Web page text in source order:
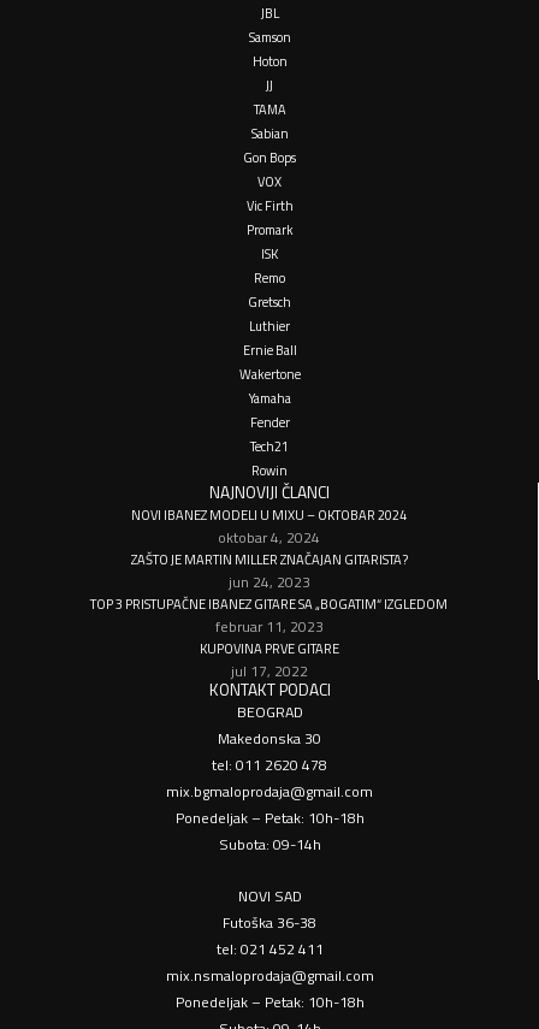
JBL
Samson
Hoton
JJ
TAMA
Sabian
Gon Bops
VOX
Vic Firth
Promark
ISK
Remo
Gretsch
Luthier
Ernie Ball
Wakertone
Yamaha
Fender
Tech21
Rowin
NAJNOVIJI ČLANCI
NOVI IBANEZ MODELI U MIXU – OKTOBAR 2024
oktobar 4, 2024
ZAŠTO JE MARTIN MILLER ZNAČAJAN GITARISTA?
jun 24, 2023
TOP 3 PRISTUPAČNE IBANEZ GITARE SA „BOGATIM“ IZGLEDOM
februar 11, 2023
KUPOVINA PRVE GITARE
jul 17, 2022
KONTAKT PODACI
BEOGRAD
Makedonska 30
tel: 011 2620 478
mix.bgmaloprodaja@gmail.com
Ponedeljak – Petak: 10h-18h
Subota: 09-14h
NOVI SAD
Futoška 36-38
tel: 021 452 411
mix.nsmaloprodaja@gmail.com
Ponedeljak – Petak: 10h-18h